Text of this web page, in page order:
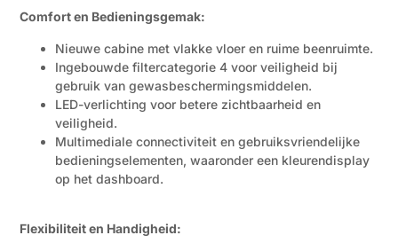
Comfort en Bedieningsgemak:
Nieuwe cabine met vlakke vloer en ruime beenruimte.
Ingebouwde filtercategorie 4 voor veiligheid bij
gebruik van gewasbeschermingsmiddelen.
LED-verlichting voor betere zichtbaarheid en
veiligheid.
Multimediale connectiviteit en gebruiksvriendelijke
bedieningselementen, waaronder een kleurendisplay
op het dashboard.
Flexibiliteit en Handigheid: